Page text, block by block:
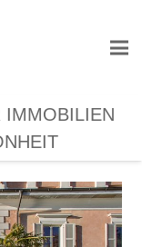
IMMOBILIEN